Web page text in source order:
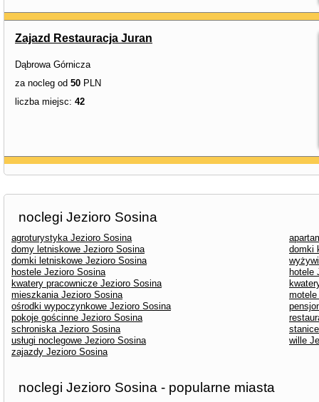
Zajazd Restauracja Juran
Dąbrowa Górnicza
za nocleg od 50 PLN
liczba miejsc: 42
noclegi Jezioro Sosina
agroturystyka Jezioro Sosina
domy letniskowe Jezioro Sosina
domki
domki letniskowe Jezioro Sosina
hostele Jezioro Sosina
hotele
kwatery pracownicze Jezioro Sosina
mieszkania Jezioro Sosina
ośrodki wypoczynkowe Jezioro Sosina
pokoje gościnne Jezioro Sosina
schroniska Jezioro Sosina
usługi noclegowe Jezioro Sosina
wille
zajazdy Jezioro Sosina
noclegi Jezioro Sosina - popularne miasta